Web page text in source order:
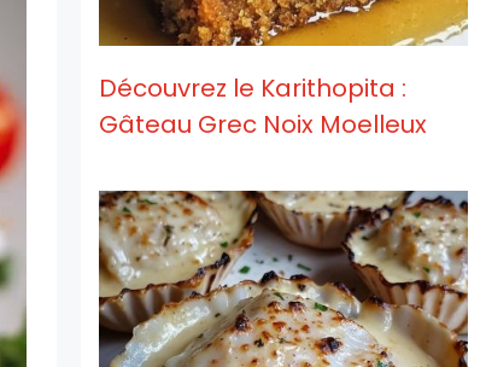
Découvrez le Karithopita :
Gâteau Grec Noix Moelleux